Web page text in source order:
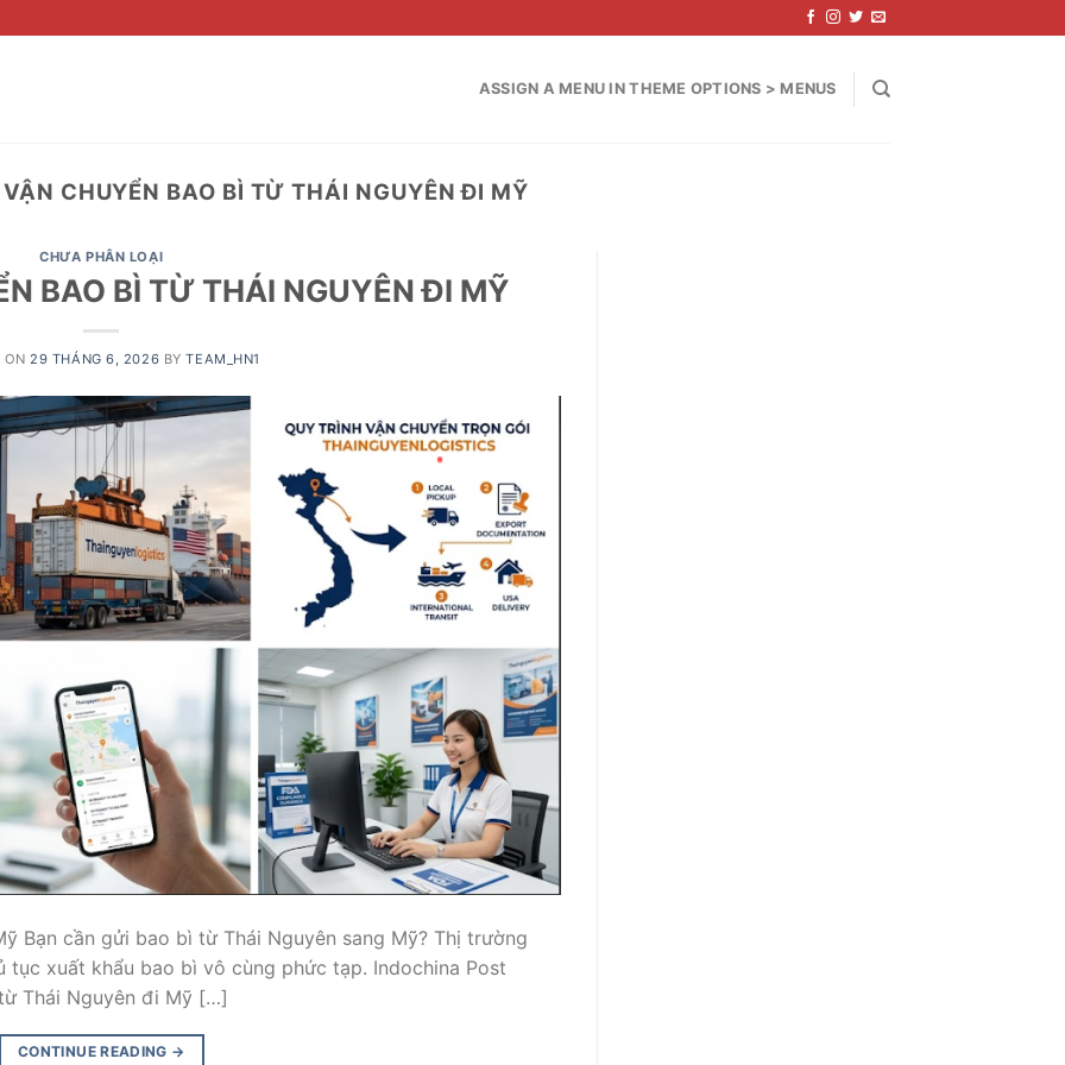
ASSIGN A MENU IN THEME OPTIONS > MENUS
VẬN CHUYỂN BAO BÌ TỪ THÁI NGUYÊN ĐI MỸ
CHƯA PHÂN LOẠI
BAO BÌ TỪ THÁI NGUYÊN ĐI MỸ
ON 29 THÁNG 6, 2026 BYTEAM_HN1
Bạn cần gửi bao bì từ Thái Nguyên sang Mỹ? Thị trường
tục xuất khẩu bao bì vô cùng phức tạp. Indochina Post
Thái Nguyên đi Mỹ […]
CONTINUE READING →